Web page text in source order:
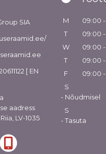
SIA
[ EN
aadress
LV-1035
M
09:00 -
T
09:00 -
W
09:00 -
T
09:00 -
F
09:00 -
S
- Nõudmisel
S
- Tasuta